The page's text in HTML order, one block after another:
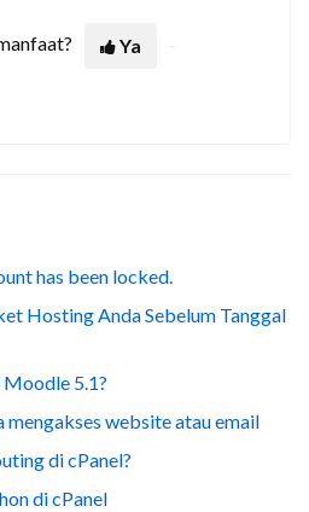
Ya
has been locked.
Hosting Anda Sebelum Tanggal
Moodle 5.1?
website atau email
di cPanel?
di cPanel